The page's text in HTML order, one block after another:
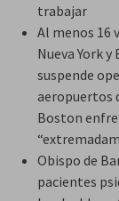
trabajar
Al menos 16
Nueva York
suspende
aeropuertos
Boston
Obispo de
pacientes